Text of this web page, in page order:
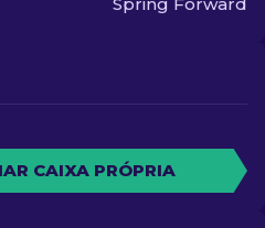
CAIXA PRÓPRIA